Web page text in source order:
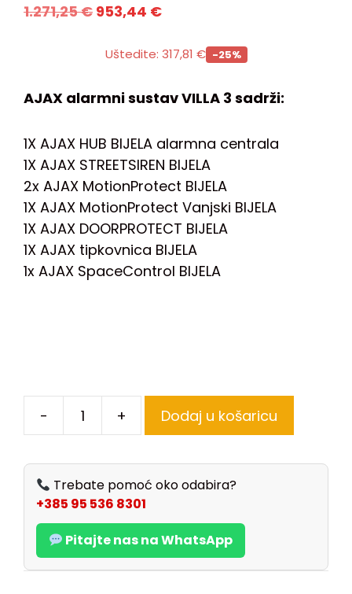
1.271,25€ 953,44 €
Uštedite: 317,81 € -25%
AJAX alarmni sustav VILLA 3 sadrži:
1X AJAX HUB BIJELA alarmna centrala
1X AJAX STREETSIREN BIJELA
2x AJAX MotionProtect BIJELA
1X AJAX MotionProtect Vanjski BIJELA
1X AJAX DOORPROTECT BIJELA
1X AJAX tipkovnica BIJELA
1x AJAX SpaceControl BIJELA
- + Dodaj u košaricu
Trebate pomoć oko odabira?
+385 95 536 8301
Pitajte nas na WhatsApp